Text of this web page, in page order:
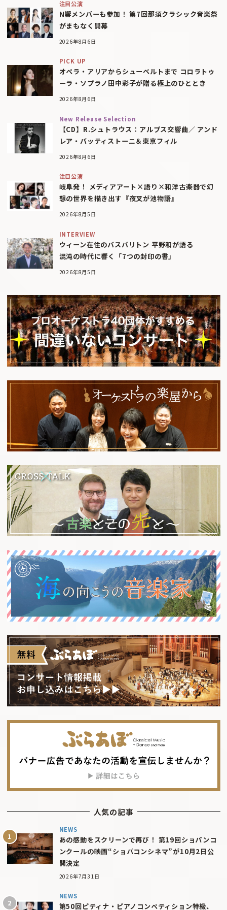
注目公演
N響メンバーも参加！ 第7回那須クラシック音楽祭
がまもなく開幕
2026年8月6日
PICK UP
オペラ・アリアからシューベルトまで コロラトゥ
ーラ・ソプラノ田中彩子が贈る極上のひととき
2026年8月6日
New Release Selection
【CD】R.シュトラウス：アルプス交響曲／ アンド
レア・バッティストーニ＆東京フィル
2026年8月6日
注目公演
岐阜発！ メディアアート×語り×和洋古楽器で幻
想の世界を描き出す『夜叉が池物語』
2026年8月5日
INTERVIEW
ウィーン在住のバスバリトン 平野和が語る
混沌の時代に響く「7つの封印の書」
2026年8月5日
人気の記事
NEWS
あの感動をスクリーンで再び！ 第19回ショパンコ
ンクールの映画“ショパコンシネマ”が10月2日公
開決定
2026年7月31日
NEWS
第50回ピティナ・ピアノコンペティション特級、